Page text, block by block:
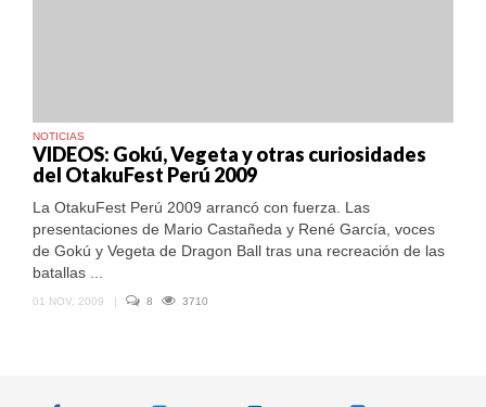
NOTICIAS
VIDEOS: Gokú, Vegeta y otras curiosidades
del OtakuFest Perú 2009
La OtakuFest Perú 2009 arrancó con fuerza. Las
presentaciones de Mario Castañeda y René García, voces
de Gokú y Vegeta de Dragon Ball tras una recreación de las
batallas ...
01 NOV, 2009 | 8 3710